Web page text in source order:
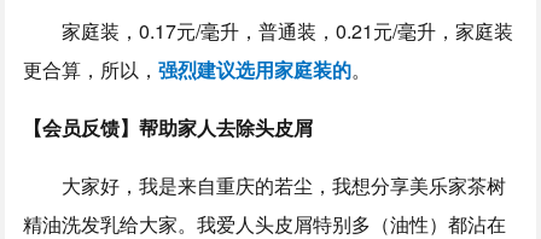
家庭装，0.17元/毫升，普通装，0.21元/毫升，家庭装
更合算，所以，强烈建议选用家庭装的。
【会员反馈】帮助家人去除头皮屑
大家好，我是来自重庆的若尘，我想分享美乐家茶树
精油洗发乳给大家。我爱人头皮屑特别多（油性）都沾在